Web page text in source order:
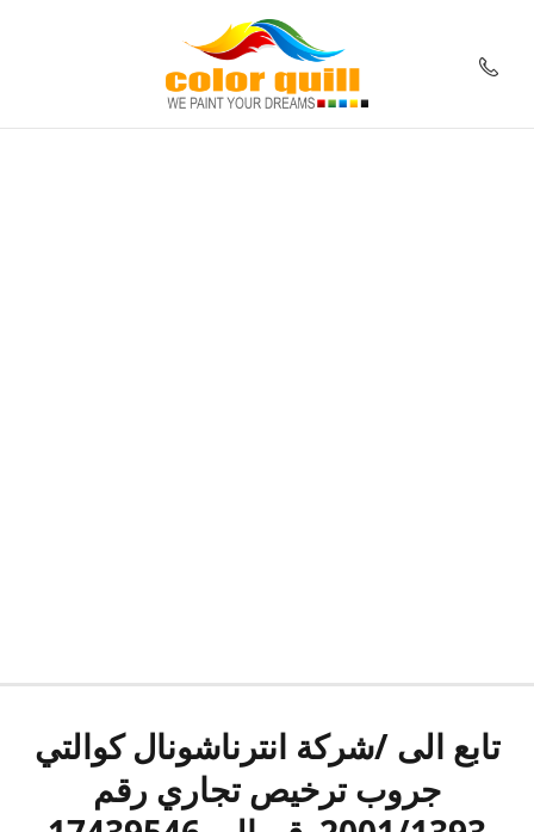
تابع الى /شركة انترناشونال كوالتي
جروب ترخيص تجاري رقم